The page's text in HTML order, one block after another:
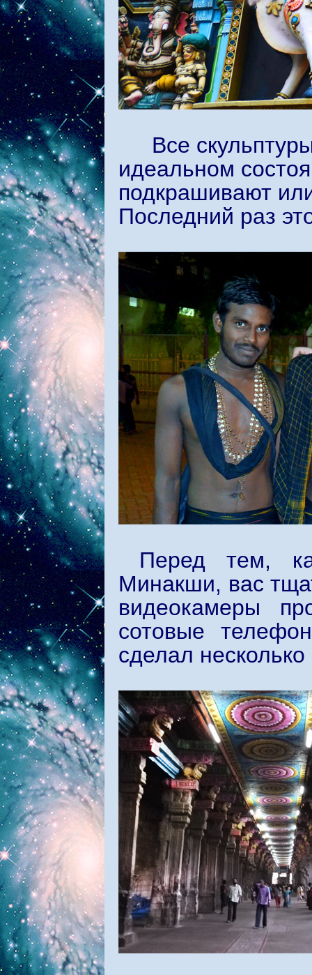
Все
идеальном
подкрашивают
Последний раз
Перед тем,
Минакши, вас
видеокамеры
сотовые
сделал